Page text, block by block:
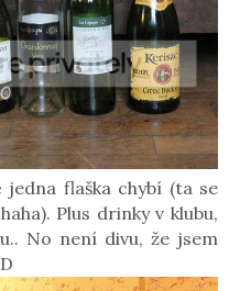
flaška chybí (ta se
Plus drinky v klubu,
No není divu, že jsem